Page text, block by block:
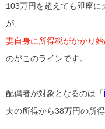
103万円を超えても即座
が、
妻自身に所得税がかかり
のがこのラインです。
配偶者が対象となるのは「
夫の所得から38万円の所